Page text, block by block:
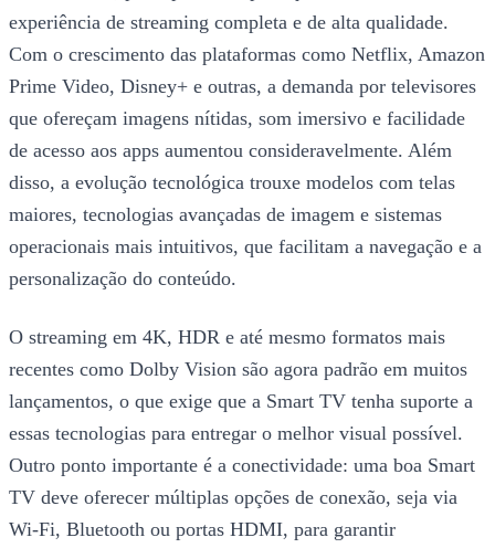
experiência de streaming completa e de alta qualidade.
Com o crescimento das plataformas como Netflix, Amazon
Prime Video, Disney+ e outras, a demanda por televisores
que ofereçam imagens nítidas, som imersivo e facilidade
de acesso aos apps aumentou consideravelmente. Além
disso, a evolução tecnológica trouxe modelos com telas
maiores, tecnologias avançadas de imagem e sistemas
operacionais mais intuitivos, que facilitam a navegação e a
personalização do conteúdo.
O streaming em 4K, HDR e até mesmo formatos mais
recentes como Dolby Vision são agora padrão em muitos
lançamentos, o que exige que a Smart TV tenha suporte a
essas tecnologias para entregar o melhor visual possível.
Outro ponto importante é a conectividade: uma boa Smart
TV deve oferecer múltiplas opções de conexão, seja via
Wi-Fi, Bluetooth ou portas HDMI, para garantir